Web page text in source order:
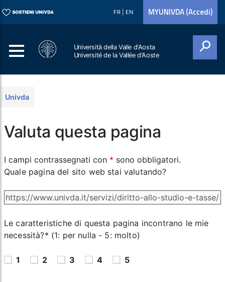
FR EN MYUNIVDA (Accedi)
Università della Valle d'Aosta
Université de la Vallée d'Aoste
Univda
Valuta questa pagina
I campi contrassegnati con * sono obbligatori.
Quale pagina del sito web stai valutando?
Le caratteristiche di questa pagina incontrano le mie
necessità?* (1: per nulla - 5: molto)
1 2 3 4 5